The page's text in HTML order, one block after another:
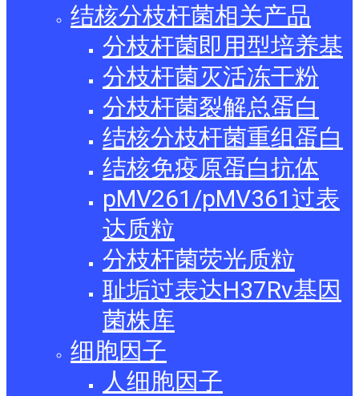
结核分枝杆菌相关产品
分枝杆菌即用型培养基
分枝杆菌灭活冻干粉
分枝杆菌裂解总蛋白
结核分枝杆菌重组蛋白
结核免疫原蛋白抗体
pMV261/pMV361过表
达质粒
分枝杆菌荧光质粒
耻垢过表达H37Rv基因
菌株库
细胞因子
人细胞因子